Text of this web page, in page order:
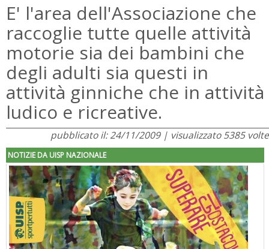
E' l'area dell'Associazione che
raccoglie tutte quelle attività
motorie sia dei bambini che
degli adulti sia questi in
attività ginniche che in attività
ludico e ricreative.
pubblicato il: 24/11/2009 | visualizzato 5385 volte
NOTIZIE DA UISP NAZIONALE